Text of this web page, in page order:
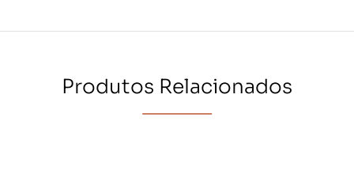
Produtos Relacionados